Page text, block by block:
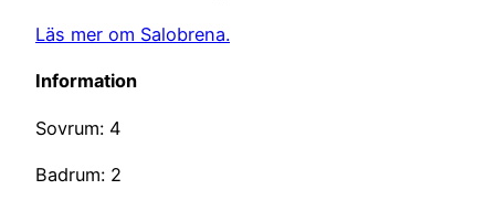
Läs mer om Salobrena.
Information
Sovrum: 4
Badrum: 2